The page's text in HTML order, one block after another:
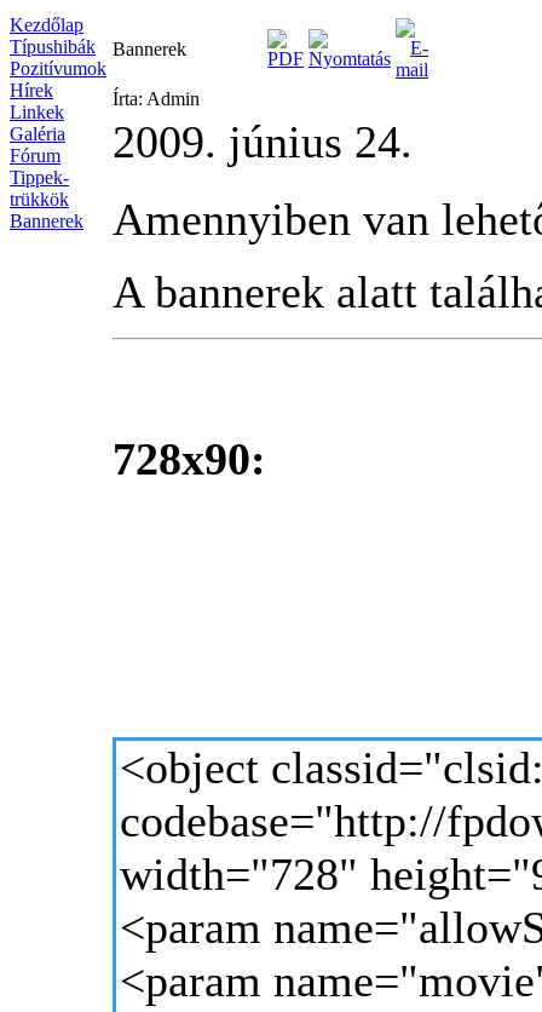
Kezdőlap
Típushibák
Pozitívumok
Hírek
Linkek
Galéria
Fórum
Tippek-
trükkök
Bannerek
Bannerek
Írta: Admin
2009. június 24.
Amennyiben van
A bannerek alatt
728x90:
<object
codebase="http://
width="728"
<param
<param